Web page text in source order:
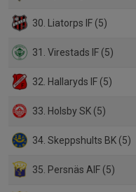
30. Liatorps IF (5)
31. Virestads IF (5)
32. Hallaryds IF (5)
33. Holsby SK (5)
34. Skeppshults BK (5)
35. Persnäs AIF (5)